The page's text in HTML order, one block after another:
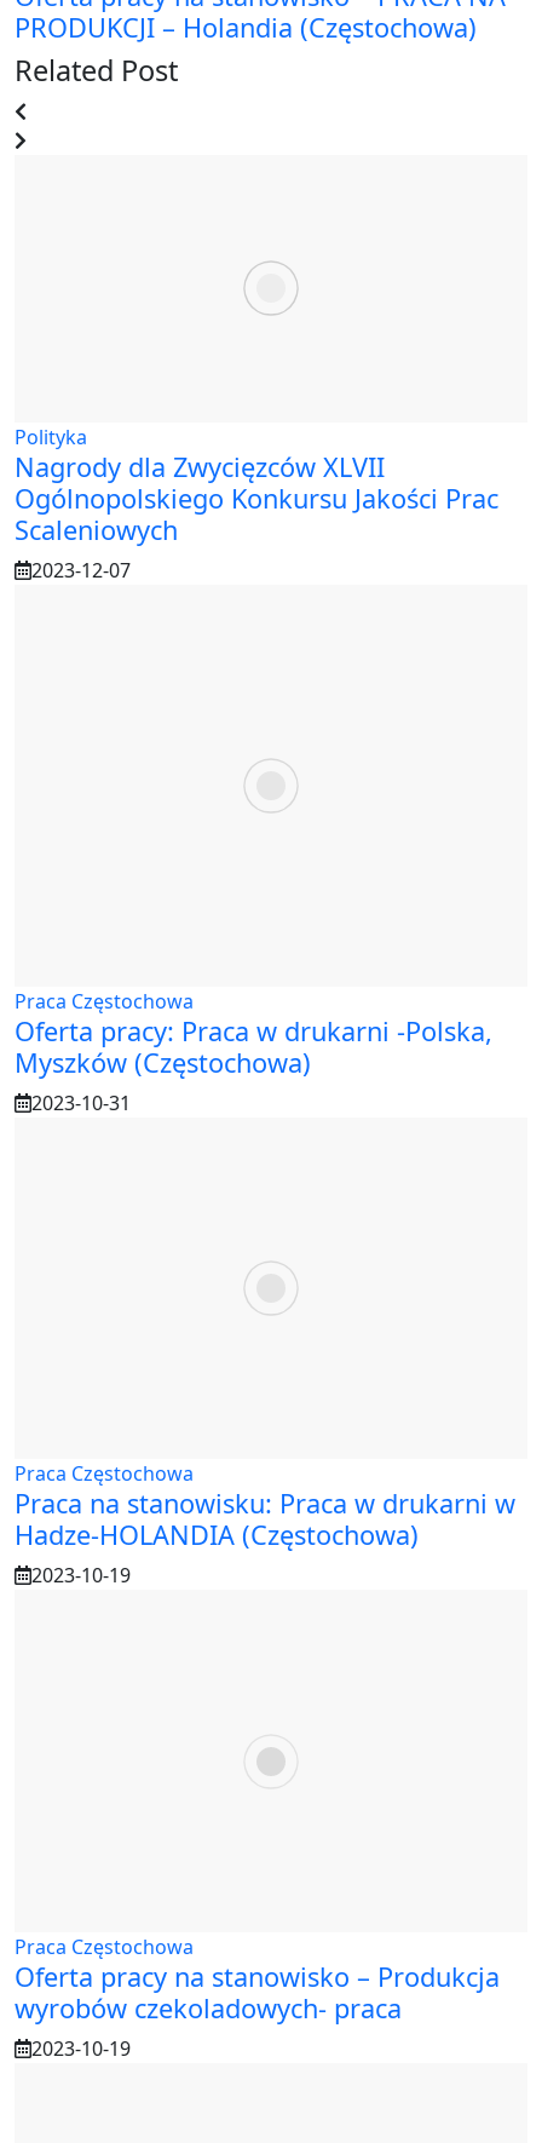
PRODUKCJI – Holandia (Częstochowa)
Related Post
Polityka
Nagrody dla Zwycięzców XLVII
Ogólnopolskiego Konkursu Jakości Prac
Scaleniowych
2023-12-07
Praca Częstochowa
Oferta pracy: Praca w drukarni -Polska,
Myszków (Częstochowa)
2023-10-31
Praca Częstochowa
Praca na stanowisku: Praca w drukarni w
Hadze-HOLANDIA (Częstochowa)
2023-10-19
Praca Częstochowa
Oferta pracy na stanowisko – Produkcja
wyrobów czekoladowych- praca
2023-10-19